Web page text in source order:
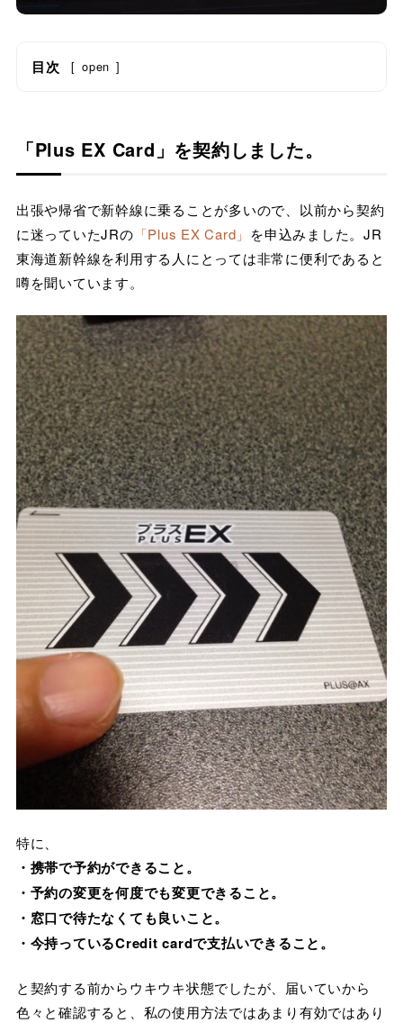
目次 [ open ]
「Plus EX Card」 を契約しました。
出張や帰省で新幹線に乗ることが多いので、以前から契約
に迷っていたJRの 「Plus EX Card」 を申込みました。JR
東海道新幹線を利用する人にとっては非常に便利であると
噂を聞いています。
特に、
・携帯で予約ができること。
・予約の変更を何度でも変更できること。
・窓口で待たなくても良いこと。
・今持っているCredit cardで支払いできること。
と契約する前からウキウキ状態でしたが、届いていから
色々と確認すると、私の使用方法ではあまり有効ではあり